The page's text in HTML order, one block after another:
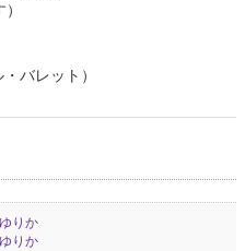
バレット）
りか
りか